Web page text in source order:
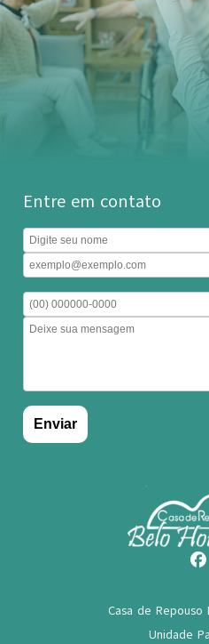
Entre em contato
Casa de
Unidade